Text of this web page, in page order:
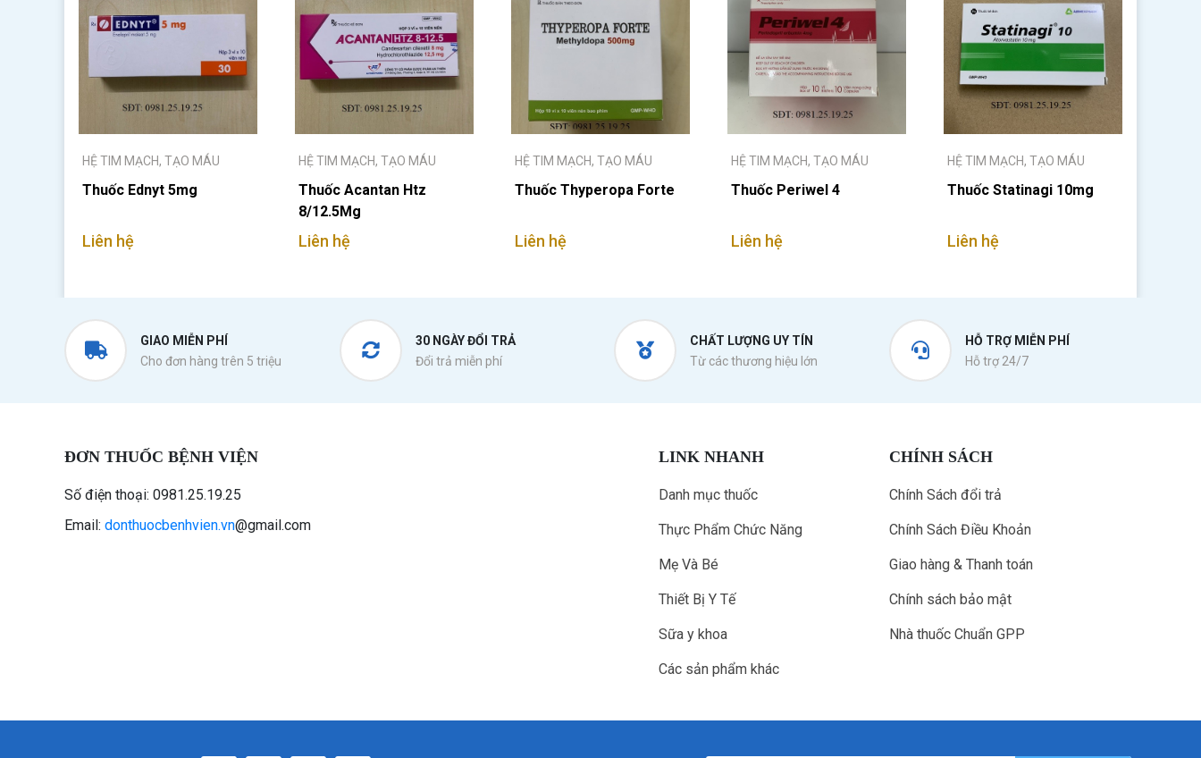
HỆ TIM MẠCH, TẠO MÁU
Thuốc Ednyt 5mg
Liên hệ
HỆ TIM MẠCH, TẠO MÁU
Thuốc Acantan Htz
8/12.5Mg
Liên hệ
HỆ TIM MẠCH, TẠO MÁU
Thuốc Thyperopa Forte
Liên hệ
HỆ TIM MẠCH, TẠO MÁU
Thuốc Periwel 4
Liên hệ
HỆ TIM MẠCH, TẠO MÁU
Thuốc Statinagi 10mg
Liên hệ
GIAO MIỄN PHÍ
Cho đơn hàng trên 5 triệu
30 NGÀY ĐỔI TRẢ
Đổi trả miễn phí
CHẤT LƯỢNG UY TÍN
Từ các thương hiệu lớn
HỖ TRỢ MIỄN PHÍ
Hỗ trợ 24/7
ĐƠN THUỐC BỆNH VIỆN
Số điện thoại: 0981.25.19.25
Email: donthuocbenhvien.vn@gmail.com
LINK NHANH
Danh mục thuốc
Thực Phẩm Chức Năng
Mẹ Và Bé
Thiết Bị Y Tế
Sữa y khoa
Các sản phẩm khác
CHÍNH SÁCH
Chính Sách đổi trả
Chính Sách Điều Khoản
Giao hàng & Thanh toán
Chính sách bảo mật
Nhà thuốc Chuẩn GPP